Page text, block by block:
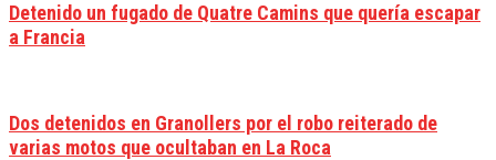
Detenido un fugado de Quatre Camins que quería escapar
a Francia
Dos detenidos en Granollers por el robo reiterado de
varias motos que ocultaban en La Roca